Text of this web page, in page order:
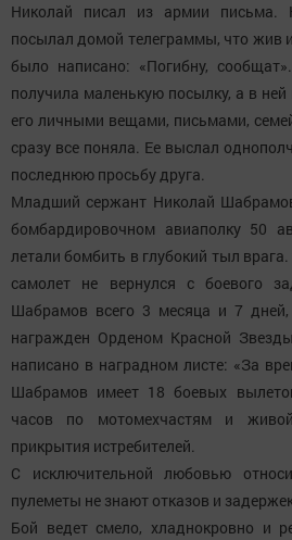
Николай писал из армии письма.
посылал домой телеграммы, что жив
было написано: «Погибну,
получила маленькую посылку, а в
его личными вещами, письмами,
сразу все поняла. Ее выслал
последнюю просьбу друга.
Младший сержант Николай
бомбардировочном авиаполку 50
летали бомбить в глубокий тыл
самолет не вернулся с боевого
Шабрамов всего 3 месяца и 7
награжден Орденом Красной
написано в наградном листе: «За
Шабрамов имеет 18 боевых
часов по мотомехчастям и
прикрытия истребителей.
С исключительной любовью
пулеметы не знают отказов и
Бой ведет смело, хладнокровно и